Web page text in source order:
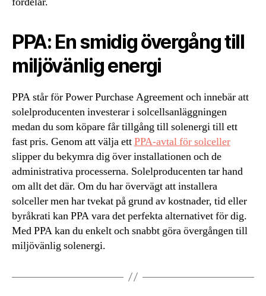
PPA: En smidig övergång till
miljövänlig energi
PPA står för Power Purchase Agreement och innebär att
solelproducenten investerar i solcellsanläggningen
medan du som köpare får tillgång till solenergi till ett
fast pris. Genom att välja ettPPA-avtal för solceller
slipper du bekymra dig över installationen och de
administrativa processerna. Solelproducenten tar hand
om allt det där. Om du har övervägt att installera
solceller men har tvekat på grund av kostnader, tid eller
byråkrati kan PPA vara det perfekta alternativet för dig.
Med PPA kan du enkelt och snabbt göra övergången till
miljövänlig solenergi.